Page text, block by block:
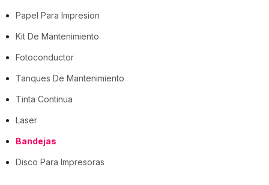
Papel Para Impresion
Kit De Mantenimiento
Fotoconductor
Tanques De Mantenimiento
Tinta Continua
Laser
Bandejas
Disco Para Impresoras